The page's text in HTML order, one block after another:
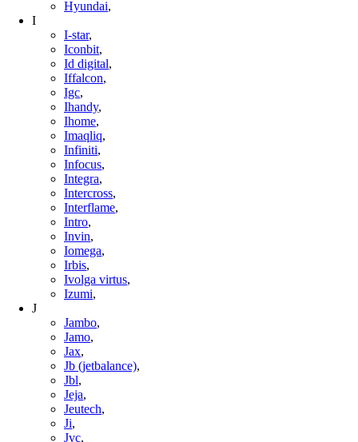
Hyundai,
I
I-star,
Iconbit,
Id digital,
Iffalcon,
Igc,
Ihandy,
Ihome,
Imaqliq,
Infiniti,
Infocus,
Integra,
Intercross,
Interflame,
Intro,
Invin,
Iomega,
Irbis,
Ivolga virtus,
Izumi,
J
Jambo,
Jamo,
Jax,
Jb (jetbalance),
Jbl,
Jeja,
Jeutech,
Ji,
Jvc,